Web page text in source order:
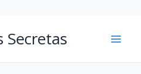
Secretas